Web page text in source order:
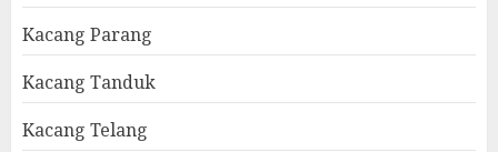
Kacang Parang
Kacang Tanduk
Kacang Telang